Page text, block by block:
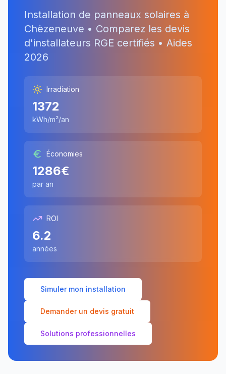
Installation de panneaux solaires à
Chèzeneuve • Comparez les devis
d'installateurs RGE certifiés • Aides
2026
Irradiation
1372
kWh/m²/an
Économies
1286€
par an
ROI
6.2
années
Simuler mon installation
Demander un devis gratuit
Solutions professionnelles